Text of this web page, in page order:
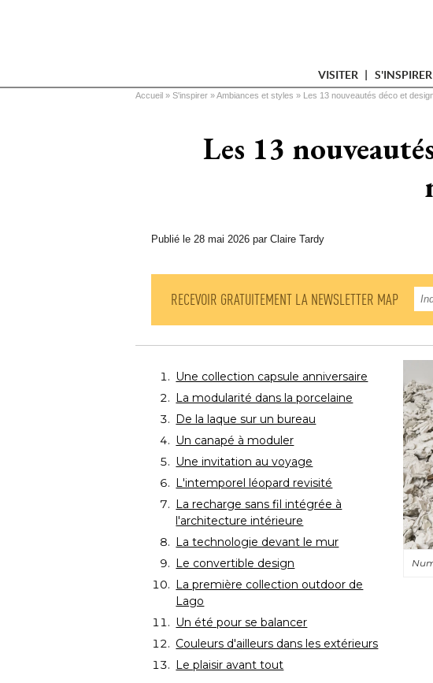
VISITER S'INSPIRER
Vous êtes ici
Accueil » S'inspirer » Ambiances et styles » Les 13 nouveautés déco et
Les 13
Publié le 28 mai 2026 par Claire Tardy
RECEVOIR GRATUITEMENT LA NEWSLETTER MAP
Une collection capsule anniversaire
La modularité dans la porcelaine
De la laque sur un bureau
Un canapé à moduler
Une invitation au voyage
L'intemporel léopard revisité
La recharge sans fil intégrée à
l'architecture intérieure
La technologie devant le mur
Le convertible design
La première collection outdoor de
Lago
Un été pour se balancer
Couleurs d'ailleurs dans les extérieurs
Le plaisir avant tout